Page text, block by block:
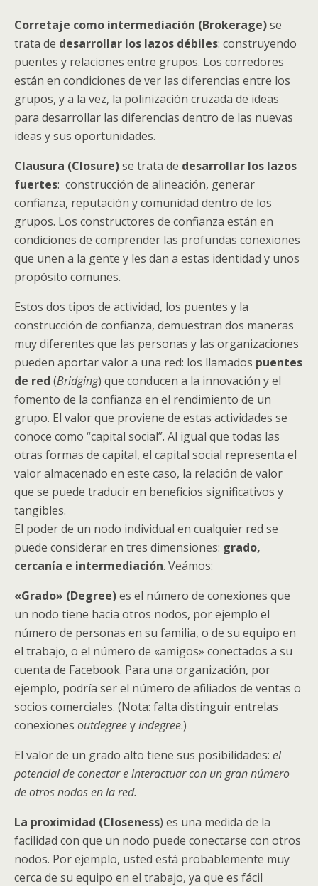
Corretaje como intermediación (Brokerage)se
trata de desarrollar los lazos débiles: construyendo
puentes y relaciones entre grupos. Los corredores
están en condiciones de ver las diferencias entre los
grupos, y a la vez, la polinización cruzada de ideas
para desarrollar las diferencias dentro de las nuevas
ideas y sus oportunidades.
Clausura (Closure)se trata de desarrollar los lazos
fuertes: construcción de alineación, generar
confianza, reputación y comunidad dentro de los
grupos. Los constructores de confianza están en
condiciones de comprender las profundas conexiones
que unen a la gente y les dan a estas identidad y unos
propósito comunes.
Estos dos tipos de actividad, los puentes y la
construcción de confianza, demuestran dos maneras
muy diferentes que las personas y las organizaciones
pueden aportar valor a una red: los llamados puentes
de red (Bridging) que conducen a la innovación y el
fomento de la confianza en el rendimiento de un
grupo. El valor que proviene de estas actividades se
conoce como “capital social”. Al igual que todas las
otras formas de capital, el capital social representa el
valor almacenado en este caso, la relación de valor
que se puede traducir en beneficios significativos y
tangibles.
El poder de un nodo individual en cualquier red se
puede considerar en tres dimensiones: grado,
cercanía e intermediación. Veámos:
«Grado» (Degree)es el número de conexiones que
un nodo tiene hacia otros nodos, por ejemplo el
número de personas en su familia, o de su equipo en
el trabajo, o el número de «amigos» conectados a su
cuenta de Facebook. Para una organización, por
ejemplo, podría ser el número de afiliados de ventas o
socios comerciales. (Nota: falta distinguir entrelas
conexiones outdegreeyindegree.)
El valor de un grado alto tiene sus posibilidades: el
potencial de conectar e interactuar con un gran número
de otros nodos en la red.
La proximidad (Closeness) es una medida de la
facilidad con que un nodo puede conectarse con otros
nodos. Por ejemplo, usted está probablemente muy
cerca de su equipo en el trabajo, ya que es fácil